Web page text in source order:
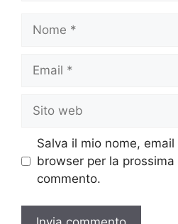
web
Salva il mio nome,
browser per la prossima
commento.